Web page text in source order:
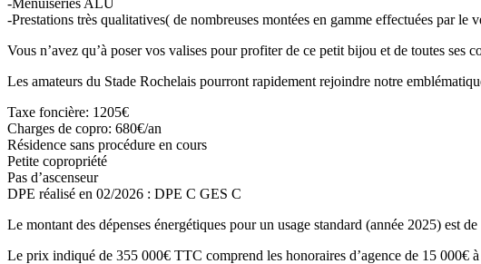
-Prestations très qualitatives( de nombreuses montées en gamme effectuées par
Vous n’avez qu’à poser vos valises pour profiter de ce petit bijou et de toutes ses
Les amateurs du Stade Rochelais pourront rapidement rejoindre notre
Taxe foncière: 1205€
Charges de copro: 680€/an
Résidence sans procédure en cours
Petite copropriété
Pas d’ascenseur
DPE réalisé en 02/2026 : DPE C GES C
Le montant des dépenses énergétiques pour un usage standard (année 2025) est
Le prix indiqué de 355 000€ TTC comprend les honoraires d’agence de 15